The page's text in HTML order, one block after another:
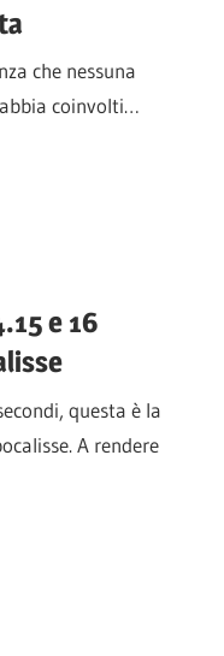
che nessuna
coinvolti…
e 16
questa è la
A rendere